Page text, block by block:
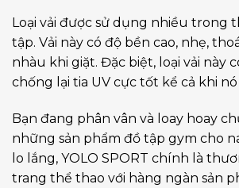
Loại vải được sử dụng nhiều trong
tập. Vải này có độ bền cao, nhẹ,
nhàu khi giặt. Đặc biệt, loại vải này
chống lại tia UV cực tốt kể cả khi
Bạn đang phân vân và loay hoay
những sản phẩm đồ tập gym cho
lo lắng, YOLO SPORT chính là
trang thể thao với hàng ngàn sản